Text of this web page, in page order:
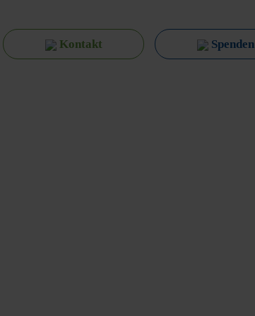
Kontakt Spenden